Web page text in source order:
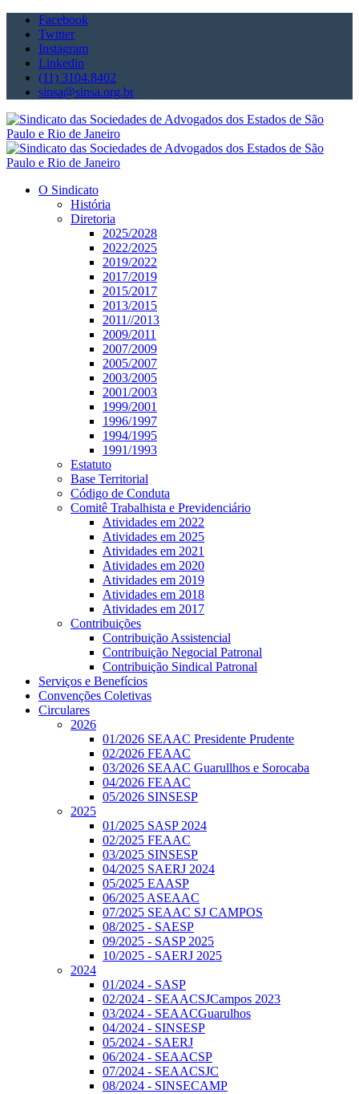
Facebook
Twitter
Instagram
Linkedin
(11) 3104.8402
sinsa@sinsa.org.br
O Sindicato
História
Diretoria
2025/2028
2022/2025
2019/2022
2017/2019
2015/2017
2013/2015
2011//2013
2009/2011
2007/2009
2005/2007
2003/2005
2001/2003
1999/2001
1996/1997
1994/1995
1991/1993
Estatuto
Base Territorial
Código de Conduta
Comitê Trabalhista e Previdenciário
Atividades em 2022
Atividades em 2025
Atividades em 2021
Atividades em 2020
Atividades em 2019
Atividades em 2018
Atividades em 2017
Contribuições
Contribuição Assistencial
Contribuição Negocial Patronal
Contribuição Sindical Patronal
Serviços e Benefícios
Convenções Coletivas
Circulares
2026
01/2026 SEAAC Presidente Prudente
02/2026 FEAAC
03/2026 SEAAC Guarullhos e Sorocaba
04/2026 FEAAC
05/2026 SINSESP
2025
01/2025 SASP 2024
02/2025 FEAAC
03/2025 SINSESP
04/2025 SAERJ 2024
05/2025 EAASP
06/2025 ASEAAC
07/2025 SEAAC SJ CAMPOS
08/2025 - SAESP
09/2025 - SASP 2025
10/2025 - SAERJ 2025
2024
01/2024 - SASP
02/2024 - SEAACSJCampos 2023
03/2024 - SEAACGuarulhos
04/2024 - SINSESP
05/2024 - SAERJ
06/2024 - SEAACSP
07/2024 - SEAACSJC
08/2024 - SINSECAMP